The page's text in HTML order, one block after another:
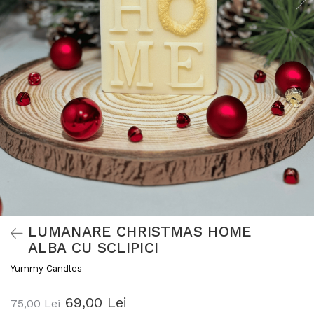
LUMANARE CHRISTMAS HOME
ALBA CU SCLIPICI
Yummy Candles
75,00 Lei 69,00 Lei